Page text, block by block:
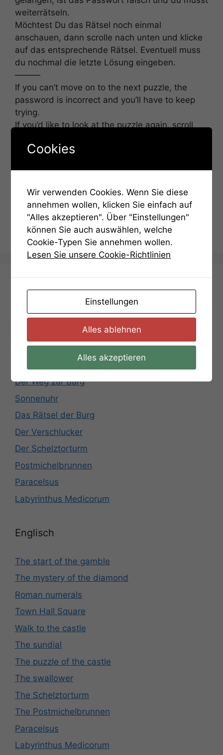
weiterrätseln.
Möchtest Du das Rätsel noch einmal
anschauen, dann scrolle nach unten und klicke
auf das entsprechende Rätsel. Eventuell muss
du nochmal die letzte Lösung eingeben.
———
If you can’t move on to the next puzzle, the
password is incorrect and you’ll have to keep
trying.
If you’d like to look at the puzzle again, scroll
You may need to re-enter the last solution.
Start der Stadtrallye
Das Rätsel der Raute
Römische Zahlen
Der Weg zur Burg
Sonnenuhr
Das Rätsel der Burg
Der Verschlucker
Der Schelztorturm
Postmichelbrunnen
Paracelsus
Labyrinthus Medicorum
Englisch
The start of the gamble
The mystery of the diamond
Roman numerals
Town Hall Square
Walk to the castle
The sundial
The puzzle of the castle
The swallower
The Schelztorturm
The Postmichelbrunnen
Paracelsus
Labyrinthus Medicorum
Cookies
Wir verwenden Cookies. Wenn Sie diese
annehmen wollen, klicken Sie einfach auf
"Alles akzeptieren". Über "Einstellungen"
können Sie auch auswählen, welche
Cookie-Typen Sie annehmen wollen.
Lesen Sie unsere Cookie-Richtlinien
Einstellungen
Alles ablehnen
Alles akzeptieren